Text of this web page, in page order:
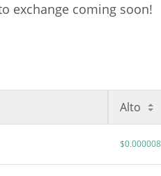
exchange coming soon!
Alto
$0.000008